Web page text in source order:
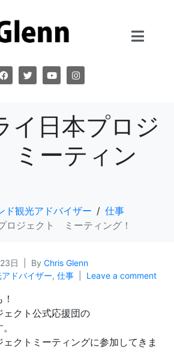
イ日本プロジ
ーティン
ド観光アドバイザー
仕事
ロジェクト ミーティング！
日 By Chris Glenn
ドバイザー, 仕事 Leave a comment
クト公式応援団の
クトミーティングに参加してきま